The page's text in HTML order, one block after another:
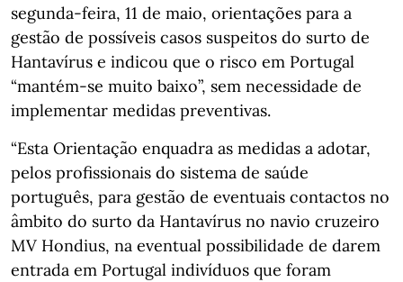
segunda-feira, 11 de maio, orientações para a
gestão de possíveis casos suspeitos do surto de
Hantavírus e indicou que o risco em Portugal
“mantém-se muito baixo”, sem necessidade de
implementar medidas preventivas.
“Esta Orientação enquadra as medidas a adotar,
pelos profissionais do sistema de saúde
português, para gestão de eventuais contactos no
âmbito do surto da Hantavírus no navio cruzeiro
MV Hondius, na eventual possibilidade de darem
entrada em Portugal indivíduos que foram